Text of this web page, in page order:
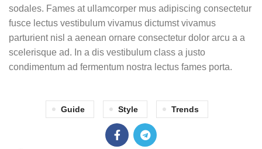
sodales. Fames at ullamcorper mus adipiscing consectetur
fusce lectus vestibulum vivamus dictumst vivamus
parturient nisl a aenean ornare consectetur dolor arcu a a
scelerisque ad. In a dis vestibulum class a justo
condimentum ad fermentum nostra lectus fames porta.
Guide Style Trends